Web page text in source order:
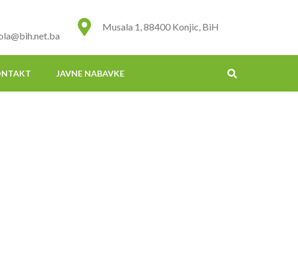
Musala 1, 88400 Konjic, BiH
JAVNE NABAVKE